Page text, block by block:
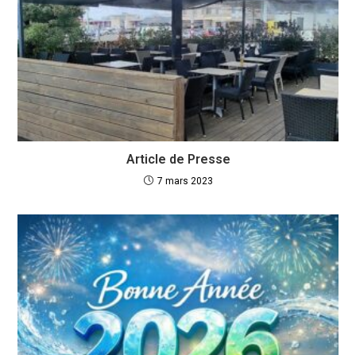
Article de Presse
7 mars 2023